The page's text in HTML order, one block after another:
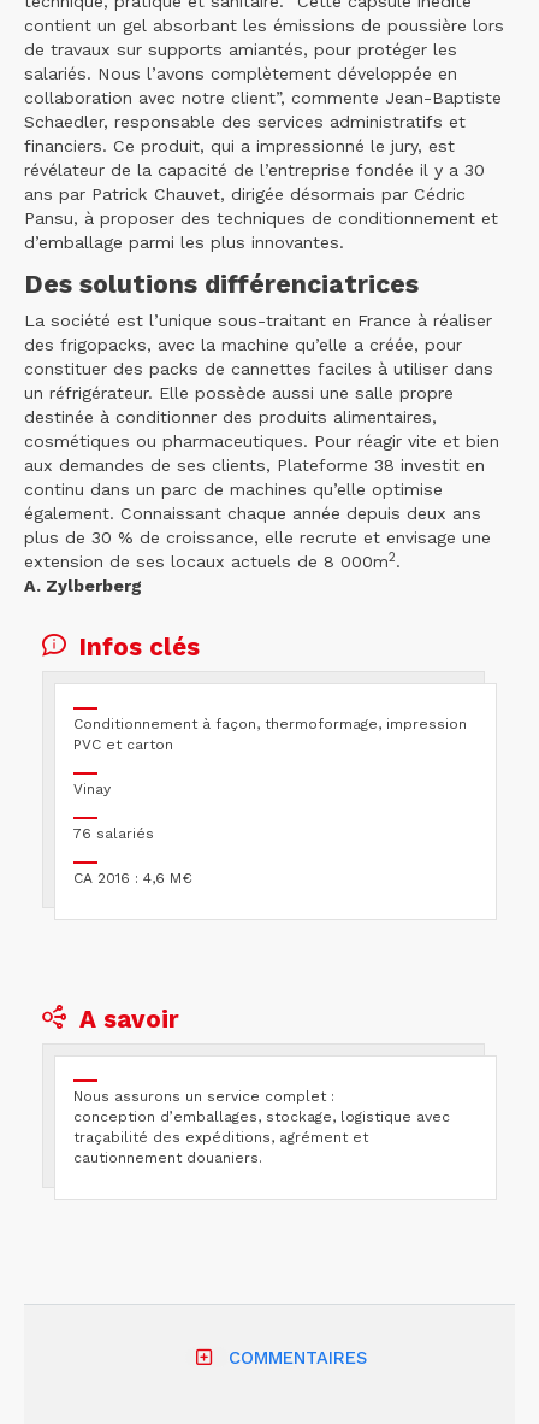
contient un gel absorbant les émissions de poussière lors
de travaux sur supports amiantés, pour protéger les
salariés. Nous l’avons complètement développée en
collaboration avec notre client”, commente Jean-Baptiste
Schaedler, responsable des services administratifs et
financiers. Ce produit, qui a impressionné le jury, est
révélateur de la capacité de l’entreprise fondée il y a 30
ans par Patrick Chauvet, dirigée désormais par Cédric
Pansu, à proposer des techniques de conditionnement et
d’emballage parmi les plus innovantes.
Des solutions différenciatrices
La société est l’unique sous-traitant en France à réaliser
des frigopacks, avec la machine qu’elle a créée, pour
constituer des packs de cannettes faciles à utiliser dans
un réfrigérateur. Elle possède aussi une salle propre
destinée à conditionner des produits alimentaires,
cosmétiques ou pharmaceutiques. Pour réagir vite et bien
aux demandes de ses clients, Plateforme 38 investit en
continu dans un parc de machines qu’elle optimise
également. Connaissant chaque année depuis deux ans
plus de 30 % de croissance, elle recrute et envisage une
extension de ses locaux actuels de 8 000m2.
A. Zylberberg
Infos clés
Conditionnement à façon, thermoformage, impression
PVC et carton
Vinay
76 salariés
CA 2016 : 4,6 M€
A savoir
Nous assurons un service complet :
conception d’emballages, stockage, logistique avec
traçabilité des expéditions, agrément et
cautionnement douaniers.
COMMENTAIRES